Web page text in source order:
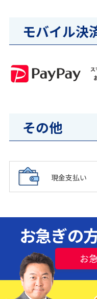
モバイル決
その他
現金支払い
お急ぎの
お